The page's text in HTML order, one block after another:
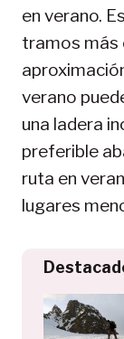
en verano.
tramos más
verano
una ladera
preferible
ruta en
lugares